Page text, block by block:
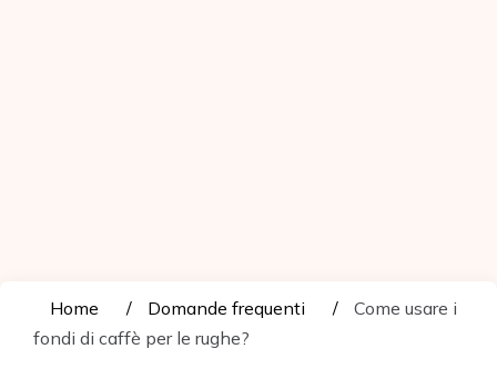
Home Domande frequenti
Come usare i
fondi di caffè per le rughe?